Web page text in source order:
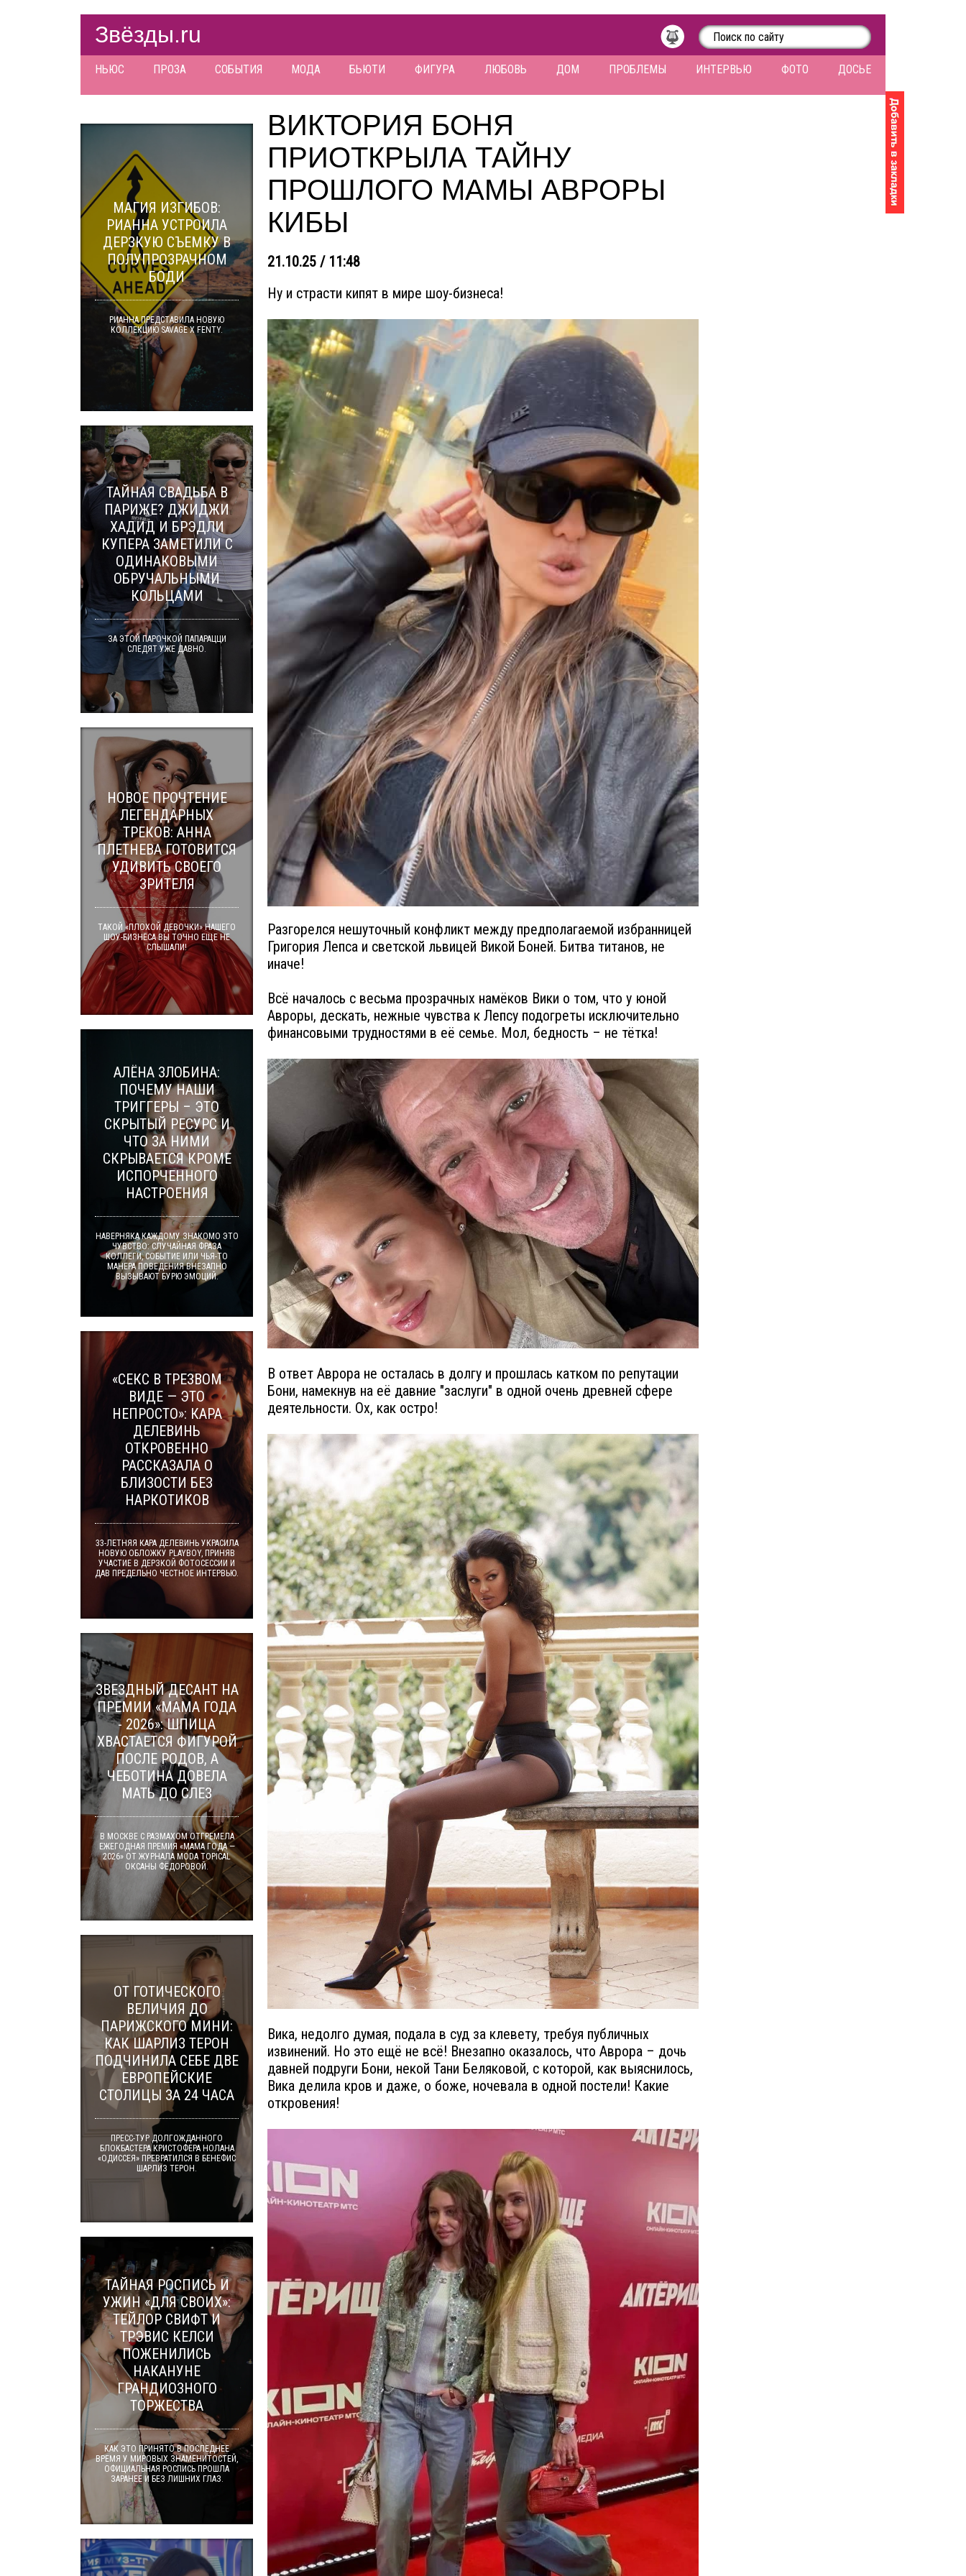
Звёзды.ru
НЬЮС ПРОЗА СОБЫТИЯ МОДА БЬЮТИ ФИГУРА ЛЮБОВЬ ДОМ ПРОБЛЕМЫ ИНТЕРВЬЮ ФОТО ДОСЬЕ
ВИКТОРИЯ БОНЯ
ПРИОТКРЫЛА ТАЙНУ
ПРОШЛОГО МАМЫ АВРОРЫ
КИБЫ
21.10.25 / 11:48
Ну и страсти кипят в мире шоу-бизнеса!
Разгорелся нешуточный конфликт между предполагаемой избранницей
Григория Лепса и светской львицей Викой Боней. Битва титанов, не
иначе!
Всё началось с весьма прозрачных намёков Вики о том, что у юной
Авроры, дескать, нежные чувства к Лепсу подогреты исключительно
финансовыми трудностями в её семье. Мол, бедность – не тётка!
В ответ Аврора не осталась в долгу и прошлась катком по репутации
Бони, намекнув на её давние "заслуги" в одной очень древней сфере
деятельности. Ох, как остро!
Вика, недолго думая, подала в суд за клевету, требуя публичных
извинений. Но это ещё не всё! Внезапно оказалось, что Аврора – дочь
давней подруги Бони, некой Тани Беляковой, с которой, как выяснилось,
Вика делила кров и даже, о боже, ночевала в одной постели! Какие
откровения!
МАГИЯ ИЗГИБОВ:
РИАННА УСТРОИЛА
ДЕРЗКУЮ СЪЕМКУ В
ПОЛУПРОЗРАЧНОМ
БОДИ
РИАННА ПРЕДСТАВИЛА НОВУЮ
КОЛЛЕКЦИЮ SAVAGE X FENTY.
ТАЙНАЯ СВАДЬБА В
ПАРИЖЕ? ДЖИДЖИ
ХАДИД И БРЭДЛИ
КУПЕРА ЗАМЕТИЛИ С
ОДИНАКОВЫМИ
ОБРУЧАЛЬНЫМИ
КОЛЬЦАМИ
ЗА ЭТОЙ ПАРОЧКОЙ ПАПАРАЦЦИ
СЛЕДЯТ УЖЕ ДАВНО.
НОВОЕ ПРОЧТЕНИЕ
ЛЕГЕНДАРНЫХ
ТРЕКОВ: АННА
ПЛЕТНЕВА ГОТОВИТСЯ
УДИВИТЬ СВОЕГО
ЗРИТЕЛЯ
ТАКОЙ «ПЛОХОЙ ДЕВОЧКИ» НАШЕГО
ШОУ-БИЗНЕСА ВЫ ТОЧНО ЕЩЕ НЕ
СЛЫШАЛИ!
АЛЁНА ЗЛОБИНА:
ПОЧЕМУ НАШИ
ТРИГГЕРЫ – ЭТО
СКРЫТЫЙ РЕСУРС И
ЧТО ЗА НИМИ
СКРЫВАЕТСЯ КРОМЕ
ИСПОРЧЕННОГО
НАСТРОЕНИЯ
НАВЕРНЯКА КАЖДОМУ ЗНАКОМО ЭТО
ЧУВСТВО: СЛУЧАЙНАЯ ФРАЗА
КОЛЛЕГИ, СОБЫТИЕ ИЛИ ЧЬЯ-ТО
МАНЕРА ПОВЕДЕНИЯ ВНЕЗАПНО
ВЫЗЫВАЮТ БУРЮ ЭМОЦИЙ.
«СЕКС В ТРЕЗВОМ
ВИДЕ — ЭТО
НЕПРОСТО»: КАРА
ДЕЛЕВИНЬ
ОТКРОВЕННО
РАССКАЗАЛА О
БЛИЗОСТИ БЕЗ
НАРКОТИКОВ
33-ЛЕТНЯЯ КАРА ДЕЛЕВИНЬ УКРАСИЛА
НОВУЮ ОБЛОЖКУ PLAYBOY, ПРИНЯВ
УЧАСТИЕ В ДЕРЗКОЙ ФОТОСЕССИИ И
ДАВ ПРЕДЕЛЬНО ЧЕСТНОЕ ИНТЕРВЬЮ.
ЗВЕЗДНЫЙ ДЕСАНТ НА
ПРЕМИИ «МАМА ГОДА
- 2026»: ШПИЦА
ХВАСТАЕТСЯ ФИГУРОЙ
ПОСЛЕ РОДОВ, А
ЧЕБОТИНА ДОВЕЛА
МАТЬ ДО СЛЕЗ
В МОСКВЕ С РАЗМАХОМ ОТГРЕМЕЛА
ЕЖЕГОДНАЯ ПРЕМИЯ «МАМА ГОДА —
2026» ОТ ЖУРНАЛА MODA TOPICAL
ОКСАНЫ ФЁДОРОВОЙ.
ОТ ГОТИЧЕСКОГО
ВЕЛИЧИЯ ДО
ПАРИЖСКОГО МИНИ:
КАК ШАРЛИЗ ТЕРОН
ПОДЧИНИЛА СЕБЕ ДВЕ
ЕВРОПЕЙСКИЕ
СТОЛИЦЫ ЗА 24 ЧАСА
ПРЕСС-ТУР ДОЛГОЖДАННОГО
БЛОКБАСТЕРА КРИСТОФЕРА НОЛАНА
«ОДИССЕЯ» ПРЕВРАТИЛСЯ В БЕНЕФИС
ШАРЛИЗ ТЕРОН.
ТАЙНАЯ РОСПИСЬ И
УЖИН «ДЛЯ СВОИХ»:
ТЕЙЛОР СВИФТ И
ТРЭВИС КЕЛСИ
ПОЖЕНИЛИСЬ
НАКАНУНЕ
ГРАНДИОЗНОГО
ТОРЖЕСТВА
КАК ЭТО ПРИНЯТО В ПОСЛЕДНЕЕ
ВРЕМЯ У МИРОВЫХ ЗНАМЕНИТОСТЕЙ,
ОФИЦИАЛЬНАЯ РОСПИСЬ ПРОШЛА
ЗАРАНЕЕ И БЕЗ ЛИШНИХ ГЛАЗ.